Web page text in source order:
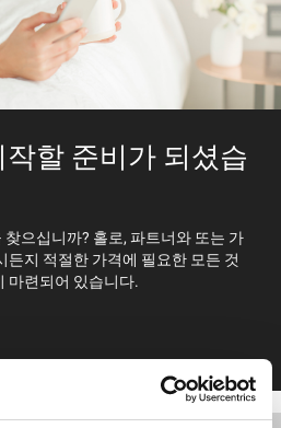
할 준비가 되셨습
으십니까? 홀로, 파트너와 또는 가
든지 적절한 가격에 필요한 모든 것
마련되어 있습니다.